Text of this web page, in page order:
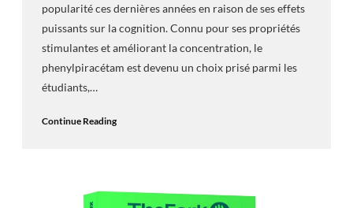
popularité ces dernières années en raison de ses effets
puissants sur la cognition. Connu pour ses propriétés
stimulantes et améliorant la concentration, le
phenylpiracétam est devenu un choix prisé parmi les
étudiants,…
Continue Reading